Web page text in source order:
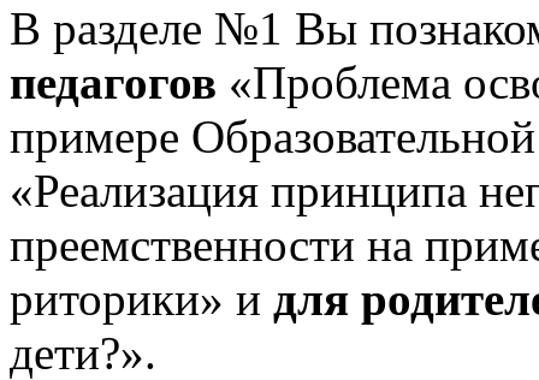
В разделе №1 Вы
педагогов «Проблема
примере
«Реализация принципа
преемственности на
риторики» и для
дети?».